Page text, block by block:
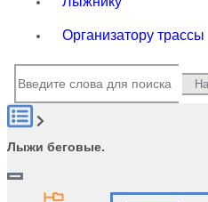
Организатору трассы
Лыжи беговые.